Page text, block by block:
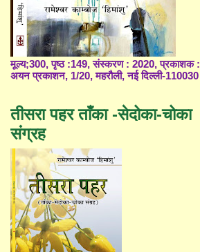
मूल्य;300, पृष्ठ :149, संस्करण : 2020, प्रकाशक :
अयन प्रकाशन, 1/20, महरौली, नई दिल्ली-110030
तीसरा पहर ताँका -सेदोका-चोका
संग्रह